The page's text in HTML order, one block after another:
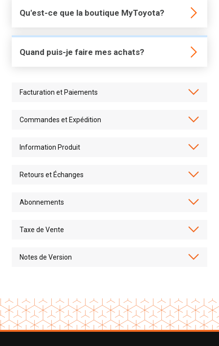
Qu'est-ce que la boutique MyToyota?
Quand puis-je faire mes achats?